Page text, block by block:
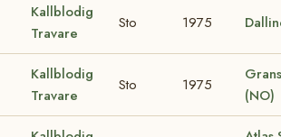
Kallblodig
Travare
Sto 1975
Kallblodig
Travare
Sto 1975
(NO)